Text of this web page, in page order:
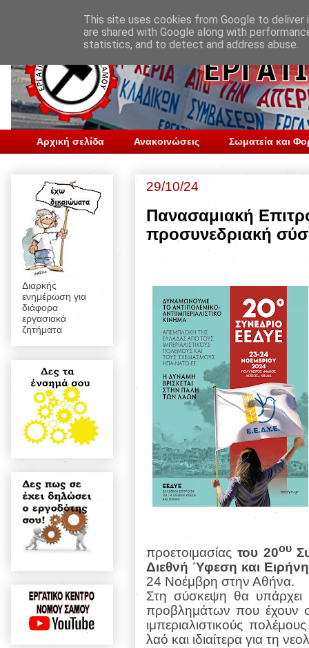
Αρχική σελίδα Ανακοινώσεις Σωματεία και
29/10/24
Πανασαμιακή
προσυνεδριακή
προετοιμασίας του 20ου
Διεθνή Ύφεση και
24 Νοέμβρη στην Αθήνα.
Στη σύσκεψη θα υπάρχει
προβλημάτων που έχουν
ιμπεριαλιστικούς
λαό και ιδιαίτερα για τη
Διαρκής
ενημέρωση για
διάφορα
εργασιακά
ζητήματα
This site uses cookies from Google to
are shared with Google along with
statistics, and to detect and address abuse.